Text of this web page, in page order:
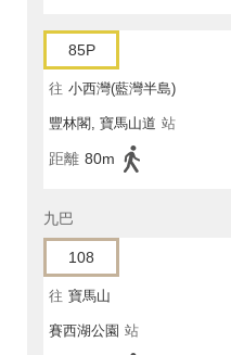
85P
往 小西灣(藍灣半島)
豐林閣, 寶馬山道 站
距離 80m
九巴
108
往 寶馬山
賽西湖公園 站